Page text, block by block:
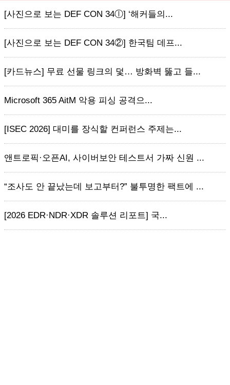
[사진으로 보는 DEF CON 34ⓛ] ‘해커들의...
[사진으로 보는 DEF CON 34②] 한국팀 데프...
[카드뉴스] 무료 선물 링크의 덫… 방화벽 뚫고 들...
Microsoft 365 AitM 악용 피싱 공격으...
[ISEC 2026] 대미를 장식할 컨퍼런스 주제는...
앤트로픽·오픈AI, 사이버보안 테스트서 가짜 신원 ...
“조사도 안 끝났는데 보고부터?” 불투명한 팩트에 ...
[2026 EDR·NDR·XDR 솔루션 리포트] 국...